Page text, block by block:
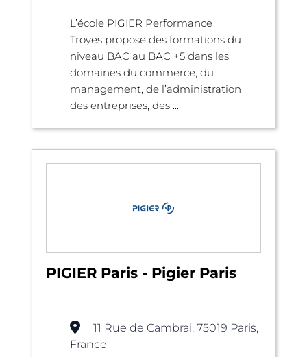
L’école PIGIER Performance
Troyes propose des formations du
niveau BAC au BAC +5 dans les
domaines du commerce, du
management, de l’administration
des entreprises, des ...
PIGIER Paris - Pigier Paris
11 Rue de Cambrai, 75019 Paris,
France